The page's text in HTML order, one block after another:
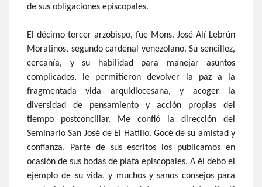
de sus obligaciones episcopales.
El décimo tercer arzobispo, fue Mons. José Alí Lebrún
Moratinos, segundo cardenal venezolano. Su sencillez,
cercanía, y su habilidad para manejar asuntos
complicados, le permitieron devolver la paz a la
fragmentada vida arquidiocesana, y acoger la
diversidad de pensamiento y acción propias del
tiempo postconciliar. Me confió la dirección del
Seminario San José de El Hatillo. Gocé de su amistad y
confianza. Parte de sus escritos los publicamos en
ocasión de sus bodas de plata episcopales. A él debo el
ejemplo de su vida, y muchos y sanos consejos para